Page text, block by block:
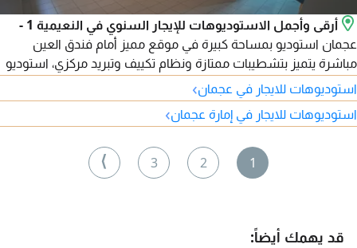
أرقى وأجمل الاستوديوهات للإيجار السنوي في النعيمية 1 -
عجمان استوديو بمساحة كبيرة في موقع مميز أمام فندق العين
مباشرة يتميز بتشطيبات ممتازة ونظام تكييف وتبريد مركزي، استوديو
بمساحة كبيرة تشطيبات ممتازة موقع مميز جدا وخدمي طوال اليوم،
مع سهولة المخرج للشارقة ودبي، وسهولة المخرج لطريق الشيخ
استوديوهات للايجار في عجمان›
استوديوهات للايجار في إمارة عجمان›
1
2
3
⟩
قد يهمك أيضاً: